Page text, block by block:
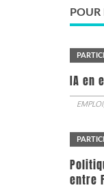
POUR
IA en
entre